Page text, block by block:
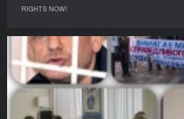
RIGHTS NOW!